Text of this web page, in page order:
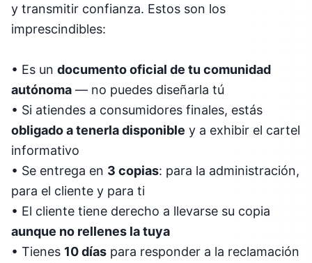
y transmitir confianza. Estos son los
imprescindibles:
• Es un documento oficial de tu comunidad
autónoma — no puedes diseñarla tú
• Si atiendes a consumidores finales, estás
obligado a tenerla disponible y a exhibir el cartel
informativo
• Se entrega en 3 copias: para la administración,
para el cliente y para ti
• El cliente tiene derecho a llevarse su copia
aunque no rellenes la tuya
• Tienes 10 días para responder a la reclamación